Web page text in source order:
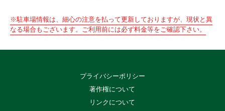
※駐車場情報は、細心の注意を払って更新しておりますが、現状と異
なる場合もございます。ご利用前には必ず料金等をご確認下さい。
プライバシーポリシー
著作権について
リンクについて